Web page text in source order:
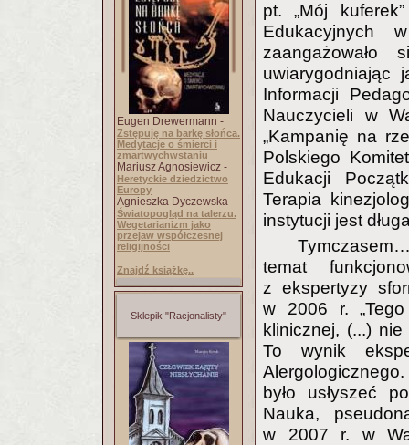
Eugen Drewermann -
Zstępuję na barkę słońca.
Medytacje o śmierci i
zmartwychwstaniu
Mariusz Agnosiewicz -
Heretyckie dziedzictwo
Europy
Agnieszka Dyczewska -
Światopogląd na talerzu.
Wegetarianizm jako
przejaw współczesnej
religijności
Znajdź książkę..
Sklepik "Racjonalisty"
pt. „Mój
Edukacyjnych
zaangażowało
uwiarygodniając
Informacji
Nauczycieli w
„Kampanię na
Polskiego
Edukacji
Terapia
instytucji jest
temat
z ekspertyzy
w 2006 r.
klinicznej, (...)
To wynik
było usłyszeć
Nauka,
w 2007 r. w